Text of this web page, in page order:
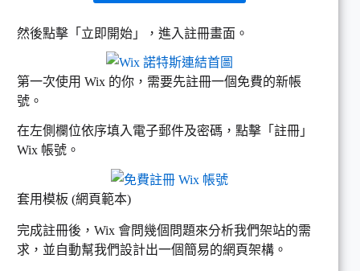
然後點擊「立即開始」，進入註冊畫面。
第一次使用 Wix 的你，需要先註冊一個免費的新帳
號。
在左側欄位依序填入電子郵件及密碼，點擊「註冊」
Wix 帳號。
套用模板 (網頁範本)
完成註冊後，Wix 會問幾個問題來分析我們架站的需
求，並自動幫我們設計出一個簡易的網頁架構。